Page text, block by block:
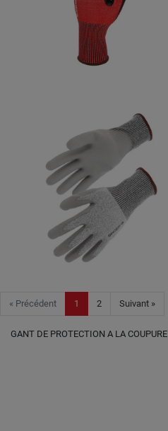
« Précédent 1 2 Suivant »
GANT DE PROTECTION A LA COUPURE